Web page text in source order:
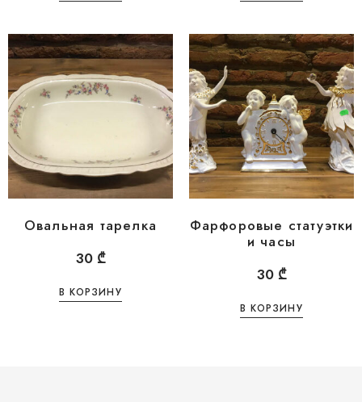
Овальная тарелка
30 ₾
В КОРЗИНУ
Фарфоровые статуэтки
и часы
30 ₾
В КОРЗИНУ